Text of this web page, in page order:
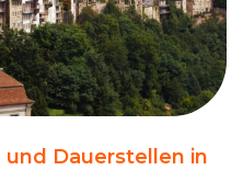
Dauerstellen in